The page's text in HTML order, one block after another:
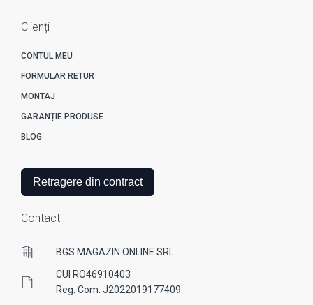
Clienți
CONTUL MEU
FORMULAR RETUR
MONTAJ
GARANȚIE PRODUSE
BLOG
Retragere din contract
Contact
BGS MAGAZIN ONLINE SRL
CUI RO46910403
Reg. Com. J2022019177409